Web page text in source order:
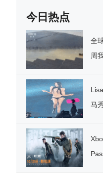
今日热点
全
周
马